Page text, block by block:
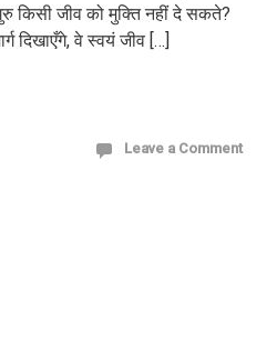
किसी जीव को मुक्ति नहीं दे सकते?
दिखाएँगे, वे स्वयं जीव […]
Leave a Comment